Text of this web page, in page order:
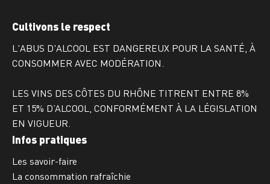
Cultivons le respect
L'ABUS D'ALCOOL EST DANGEREUX POUR LA SANTÉ, À
CONSOMMER AVEC MODÉRATION.
LES VINS DES CÔTES DU RHÔNE TITRENT ENTRE 8%
ET 15% D’ALCOOL, CONFORMÉMENT À LA LÉGISLATION
EN VIGUEUR.
Infos pratiques
Les savoir-faire
La consommation rafraîchie